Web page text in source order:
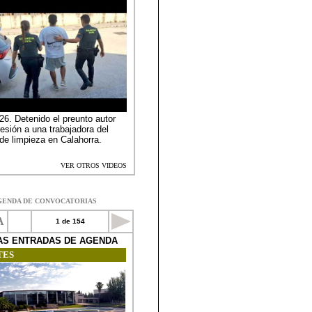
DE CONVOCATORIAS